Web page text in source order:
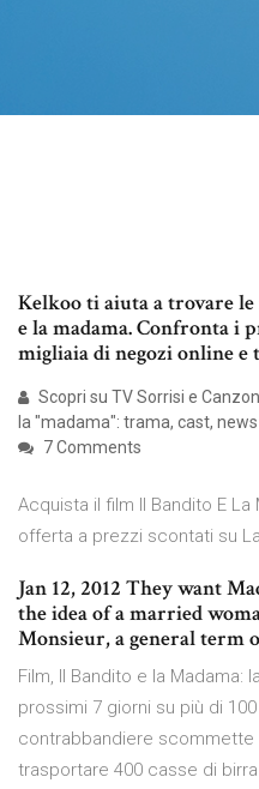
Kelkoo ti aiuta a trovare
e la madama. Confronta i
migliaia di negozi online
Scopri su TV Sorrisi e
la "madama": trama, cast,
7 Comments
Acquista il film Il Bandito E La
offerta a prezzi scontati su
Jan 12, 2012 They want
the idea of a married
Monsieur, a general term
Film, Il Bandito e la Madama:
prossimi 7 giorni su più di
contrabbandiere
trasportare 400 casse di